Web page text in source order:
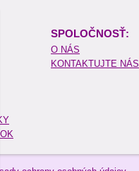
SPOLOČNOSŤ:
O NÁS
KONTAKTUJTE NÁS